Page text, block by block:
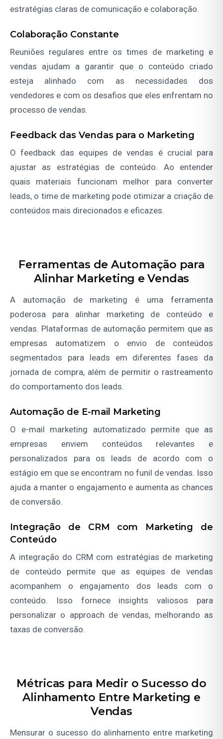
estratégias claras de comunicação e colaboração.
Colaboração Constante
Reuniões regulares entre os times de marketing e
vendas ajudam a garantir que o conteúdo criado
esteja alinhado com as necessidades dos
vendedores e com os desafios que eles enfrentam no
processo de vendas.
Feedback das Vendas para o Marketing
O feedback das equipes de vendas é crucial para
ajustar as estratégias de conteúdo. Ao entender
quais materiais funcionam melhor para converter
leads, o time de marketing pode otimizar a criação de
conteúdos mais direcionados e eficazes.
Ferramentas de Automação para
Alinhar Marketing e Vendas
A automação de marketing é uma ferramenta
poderosa para alinhar marketing de conteúdo e
vendas. Plataformas de automação permitem que as
empresas automatizem o envio de conteúdos
segmentados para leads em diferentes fases da
jornada de compra, além de permitir o rastreamento
do comportamento dos leads.
Automação de E-mail Marketing
O e-mail marketing automatizado permite que as
empresas enviem conteúdos relevantes e
personalizados para os leads de acordo com o
estágio em que se encontram no funil de vendas. Isso
ajuda a manter o engajamento e aumenta as chances
de conversão.
Integração de CRM com Marketing de
Conteúdo
A integração do CRM com estratégias de marketing
de conteúdo permite que as equipes de vendas
acompanhem o engajamento dos leads com o
conteúdo. Isso fornece insights valiosos para
personalizar o approach de vendas, melhorando as
taxas de conversão.
Métricas para Medir o Sucesso do
Alinhamento Entre Marketing e
Vendas
Mensurar o sucesso do alinhamento entre marketing